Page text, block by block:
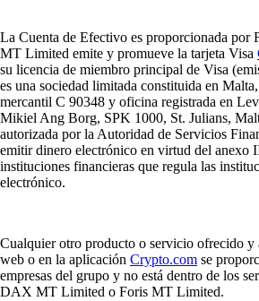
La Cuenta de Efectivo es proporcionada
MT Limited emite y promueve la tarjeta Visa
su licencia de miembro principal de Visa
es una sociedad limitada constituida en
mercantil C 90348 y oficina registrada en
Mikiel Ang Borg, SPK 1000, St. Julians,
autorizada por la Autoridad de Servicios
emitir dinero electrónico en virtud del anexo
instituciones financieras que regula las
electrónico.
Cualquier otro producto o servicio ofrecido y
web o en la aplicación Crypto.com se
empresas del grupo y no está dentro de los
DAX MT Limited o Foris MT Limited.